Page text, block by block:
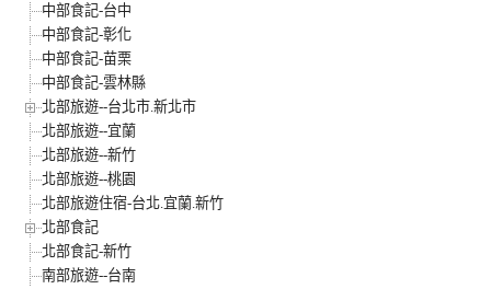
中部食記-台中
中部食記-彰化
中部食記-苗栗
中部食記-雲林縣
北部旅遊--台北市.新北市
北部旅遊--宜蘭
北部旅遊--新竹
北部旅遊--桃園
北部旅遊住宿-台北.宜蘭.新竹
北部食記
北部食記-新竹
南部旅遊--台南